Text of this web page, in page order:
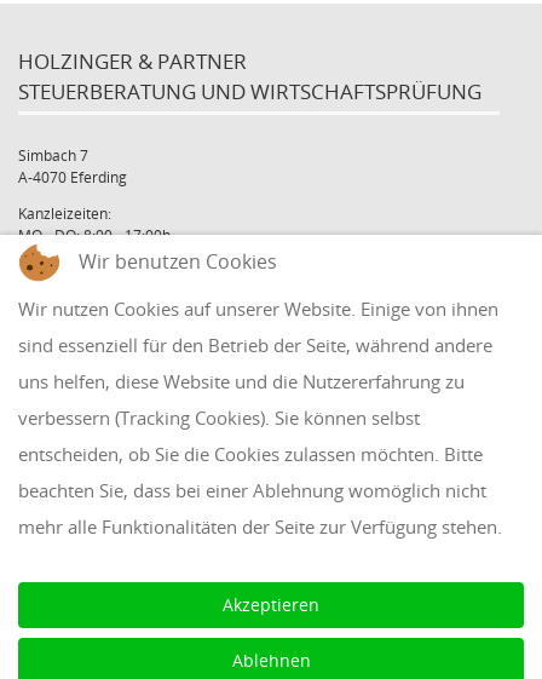
HOLZINGER & PARTNER
STEUERBERATUNG UND WIRTSCHAFTSPRÜFUNG
Simbach 7
A-4070 Eferding
Kanzleizeiten:
MO - DO: 8:00 - 17:00h
FR: 8:00 - 12:00h
Tel: +43 7272 39 79 - 0
Fax: +43 7272 39 79 - 9
QUICKLINKS
Klientenbereich
Disclaimer
AAB 2018
Cookie Einstellungen
Wir benutzen Cookies
Wir nutzen Cookies auf unserer Website. Einige von ihnen
sind essenziell für den Betrieb der Seite, während andere
uns helfen, diese Website und die Nutzererfahrung zu
verbessern (Tracking Cookies). Sie können selbst
entscheiden, ob Sie die Cookies zulassen möchten. Bitte
beachten Sie, dass bei einer Ablehnung womöglich nicht
mehr alle Funktionalitäten der Seite zur Verfügung stehen.
Akzeptieren
Ablehnen